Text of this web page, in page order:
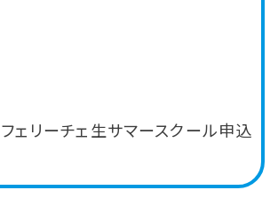
リーチェ生サマースクール申込